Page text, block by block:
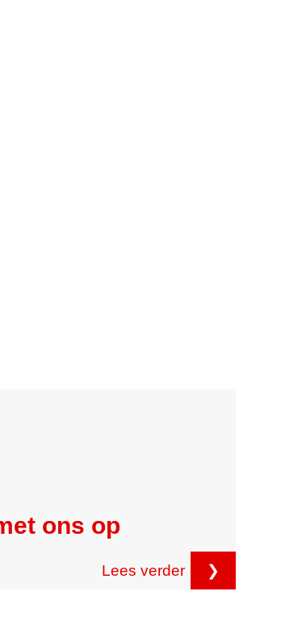
ons op
Lees verder ❯